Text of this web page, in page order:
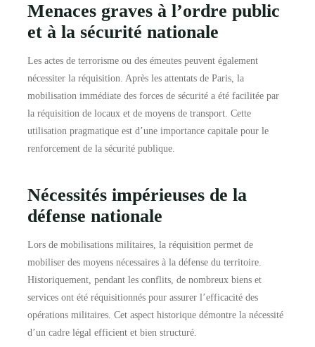
Menaces graves à l’ordre public
et à la sécurité nationale
Les actes de terrorisme ou des émeutes peuvent également
nécessiter la réquisition. Après les attentats de Paris, la
mobilisation immédiate des forces de sécurité a été facilitée par
la réquisition de locaux et de moyens de transport. Cette
utilisation pragmatique est d’une importance capitale pour le
renforcement de la sécurité publique.
Nécessités impérieuses de la
défense nationale
Lors de mobilisations militaires, la réquisition permet de
mobiliser des moyens nécessaires à la défense du territoire.
Historiquement, pendant les conflits, de nombreux biens et
services ont été réquisitionnés pour assurer l’efficacité des
opérations militaires. Cet aspect historique démontre la nécessité
d’un cadre légal efficient et bien structuré.